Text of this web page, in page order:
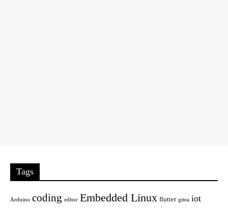
Tags
Arduino coding editor Embedded Linux flutter gitea iot